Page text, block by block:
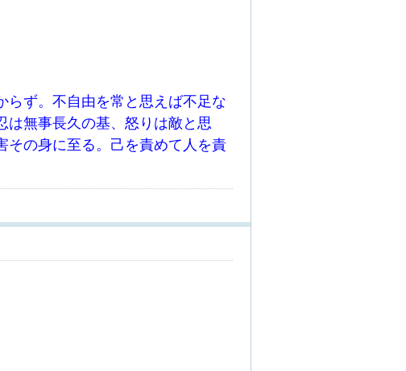
らず。不自由を常と思えば不足な
は無事長久の基、怒りは敵と思
その身に至る。己を責めて人を責